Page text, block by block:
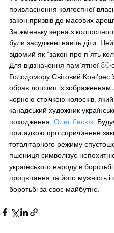
привласнення колгоспної
закон призвів до масових
За жменьку зерна з
були засуджені навіть діти.
відомий як “закон про п’ять
Для відзначення пам`ятної 80-
Голодомору Світовий Конґрес
обрав логотип із зображенням
чорною стрічкою колосків,
канадський художник
походження Олег Лесюк.
пригадкою про спричинене
тоталітарного режиму
пшениця символізує
українського народу в
процвітання та його мужність і
боротьбі за своє майбутнє.